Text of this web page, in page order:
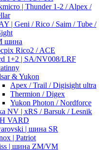
| Thunder 1-2 / Alpex /
| Geni / Rico / Saim / Tube /
шина
Rico2 / ACE
1+2 | SA/NV008/LRF
& Yukon
Apex / Trail / Digisight ultra
Thermion / Digex
Yukon Photon / Nordforce
NV | xRS / Barsuk / Lesnik
VARD
| шина SR
| Patriot
| шина ZM/VM